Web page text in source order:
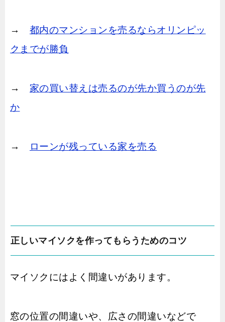
→ 都内のマンションを売るならオリンピッ
クまでが勝負
→ 家の買い替えは売るのが先か買うのが先
か
→ ローンが残っている家を売る
正しいマイソクを作ってもらうためのコツ
マイソクにはよく間違いがあります。
窓の位置の間違いや、広さの間違いなどで